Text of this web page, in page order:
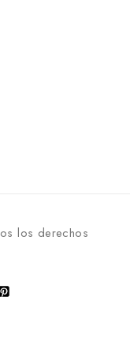
los derechos